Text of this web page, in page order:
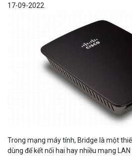
17-09-2022
Trong mạng máy tính, Bridge là một
dùng để kết nối hai hay nhiều mạng